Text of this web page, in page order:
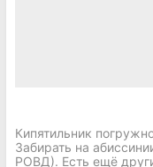
Кипятильник
Забирать на
РОВД). Есть ещё